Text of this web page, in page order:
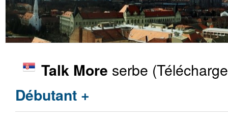
Talk More serbe
Débutant +